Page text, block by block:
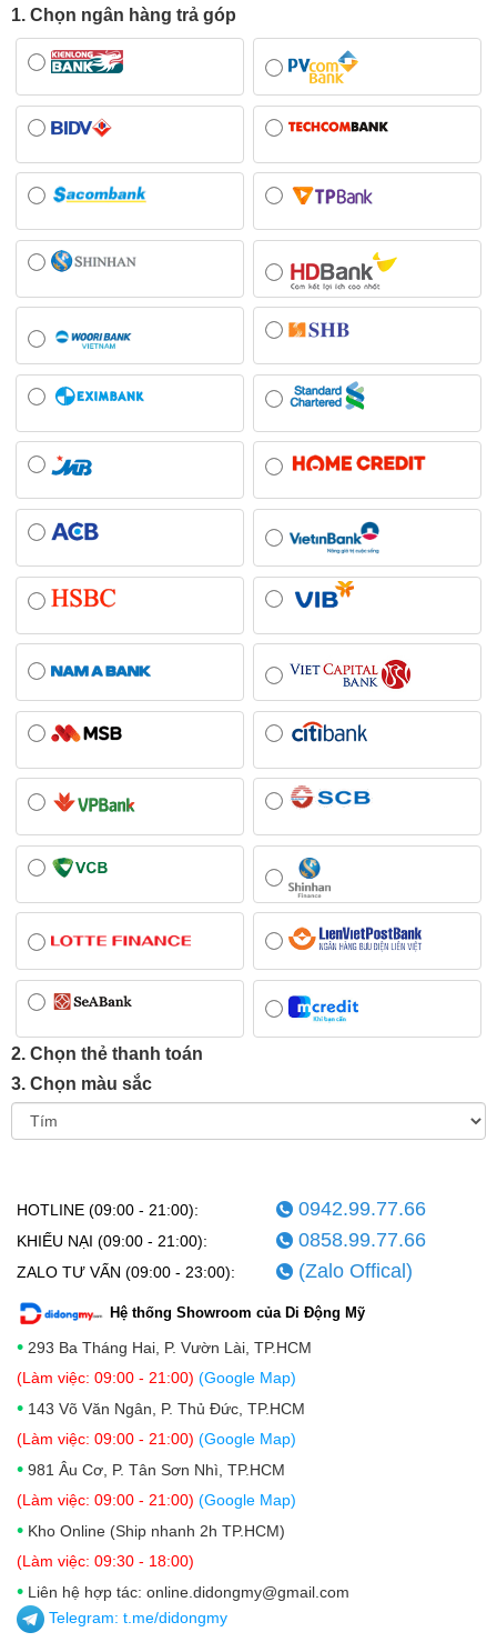
1. Chọn ngân hàng trả góp
2. Chọn thẻ thanh toán
3. Chọn màu sắc
HOTLINE (09:00 - 21:00): 0942.99.77.66
KHIẾU NẠI (09:00 - 21:00): 0858.99.77.66
ZALO TƯ VẤN (09:00 - 23:00): (Zalo Offical)
Hệ thống Showroom của Di Động Mỹ
• 293 Ba Tháng Hai, P. Vườn Lài, TP.HCM
(Làm việc: 09:00 - 21:00) (Google Map)
• 143 Võ Văn Ngân, P. Thủ Đức, TP.HCM
(Làm việc: 09:00 - 21:00) (Google Map)
• 981 Âu Cơ, P. Tân Sơn Nhì, TP.HCM
(Làm việc: 09:00 - 21:00) (Google Map)
• Kho Online (Ship nhanh 2h TP.HCM)
(Làm việc: 09:30 - 18:00)
• Liên hệ hợp tác: online.didongmy@gmail.com
Telegram: t.me/didongmy